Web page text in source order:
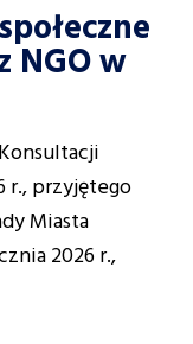
NGO w
r., przyjętego
Miasta
2026 r.,